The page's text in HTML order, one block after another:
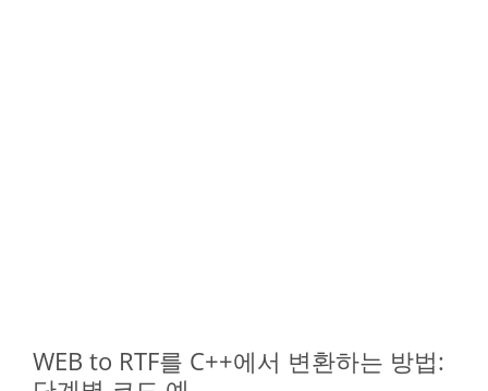
WEB to RTF를 C++에서 변환하는 방법: